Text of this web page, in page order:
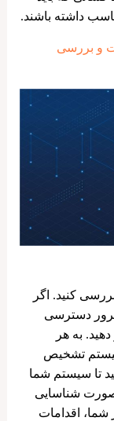
داشته باشند.
و بررسی
کنید. اگر
سرور دسترسی
به هر
تشخیص
تا سیستم شما
صورت شناسایی
شما، اقدامات